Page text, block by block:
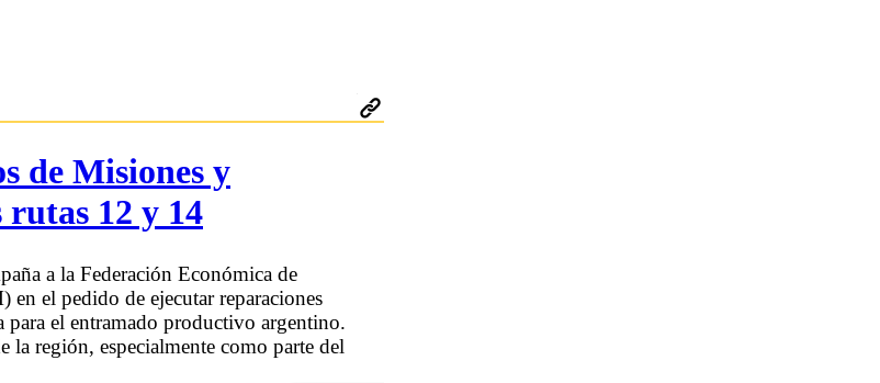
de Misiones y
12 y 14
a la Federación Económica de
el pedido de ejecutar reparaciones
para el entramado productivo argentino.
la región, especialmente como parte del